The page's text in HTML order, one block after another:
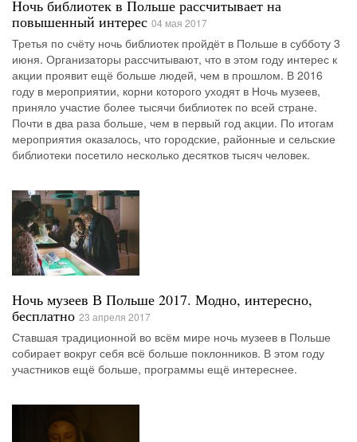
Ночь библиотек в Польше рассчитывает на
повышенный интерес 04 мая 2017
Третья по счёту ночь библиотек пройдёт в Польше в субботу 3
июня. Организаторы рассчитывают, что в этом году интерес к
акции проявит ещё больше людей, чем в прошлом. В 2016
году в мероприятии, корни которого уходят в Ночь музеев,
приняло участие более тысячи библиотек по всей стране.
Почти в два раза больше, чем в первый год акции. По итогам
мероприятия оказалось, что городские, районные и сельские
библиотеки посетило несколько десятков тысяч человек.
Ночь музеев В Польше 2017. Модно, интересно,
бесплатно 23 апреля 2017
Ставшая традиционной во всём мире ночь музеев в Польше
собирает вокруг себя всё больше поклонников. В этом году
участников ещё больше, программы ещё интереснее.